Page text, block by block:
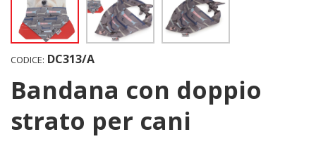
CODICE: DC313/A
Bandana con doppio
strato per cani